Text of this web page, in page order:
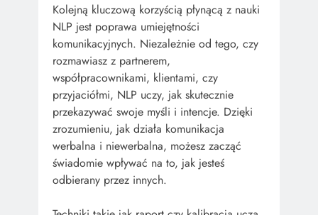
Kolejną kluczową korzyścią płynącą z nauki
NLP jest poprawa umiejętności
komunikacyjnych. Niezależnie od tego, czy
rozmawiasz z partnerem,
współpracownikami, klientami, czy
przyjaciółmi, NLP uczy, jak skutecznie
przekazywać swoje myśli i intencje. Dzięki
zrozumieniu, jak działa komunikacja
werbalna i niewerbalna, możesz zacząć
świadomie wpływać na to, jak jesteś
odbierany przez innych.